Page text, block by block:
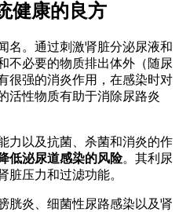
健康的良方
名。通过刺激肾脏分泌尿液和
不必要的物质排出体外（随尿
很强的消炎作用，在感染时对
活性物质有助于消除尿路炎
力以及抗菌、杀菌和消炎的作
低泌尿道感染的风险。其利尿
脏压力和过滤功能。
胱炎、细菌性尿路感染以及肾